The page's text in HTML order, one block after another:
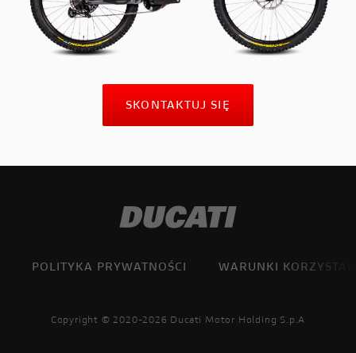
SKONTAKTUJ SIĘ
POLITYKA PRYWATNOŚCI WARUNKI
Copyright © 2020-2026 Ducati Motor Holding S.p.A